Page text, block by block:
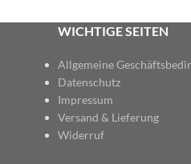
WICHTIGE SEITEN
Allgemeine
Datenschutz
Impressum
Versand & Lieferung
Widerruf